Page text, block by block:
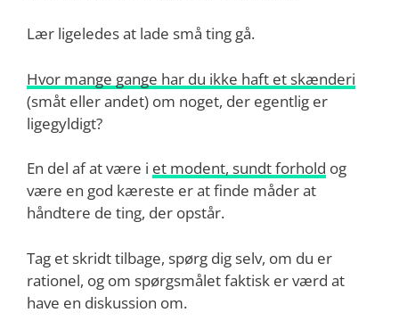
Lær ligeledes at lade små ting gå.
Hvor mange gange har du ikke haft et skænderi
(småt eller andet) om noget, der egentlig er
ligegyldigt?
En del af at være i et modent, sundt forhold og
være en god kæreste er at finde måder at
håndtere de ting, der opstår.
Tag et skridt tilbage, spørg dig selv, om du er
rationel, og om spørgsmålet faktisk er værd at
have en diskussion om.